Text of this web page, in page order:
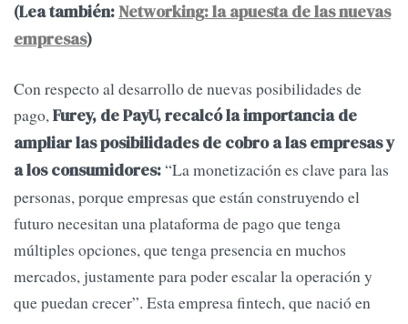
(Lea también: Networking: la apuesta de las nuevas
empresas)
Con respecto al desarrollo de nuevas posibilidades de
pago,Furey, de PayU, recalcó la importancia de
ampliar las posibilidades de cobro a las empresas y
a los consumidores:“La monetización es clave para las
personas, porque empresas que están construyendo el
futuro necesitan una plataforma de pago que tenga
múltiples opciones, que tenga presencia en muchos
mercados, justamente para poder escalar la operación y
que puedan crecer”. Esta empresa fintech, que nació en